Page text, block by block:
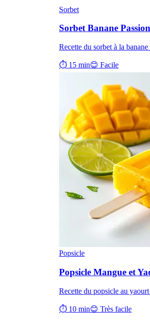
Sorbet
Sorbet Banane Passion
Recette du sorbet à la
⏱ 15 min😊 Facile
Popsicle
Popsicle Mangue et
Recette du popsicle au
⏱ 10 min😊 Très facile